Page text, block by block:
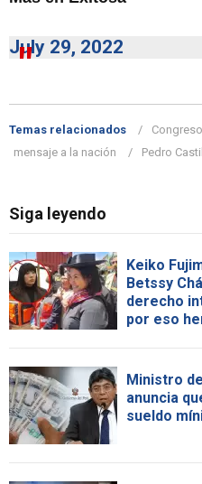
July 29, 2022
Temas relacionados Congreso
mensaje a la nación
Pedro
Siga leyendo
Keiko
Betssy
derecho
por eso
Ministro
anuncia
sueldo